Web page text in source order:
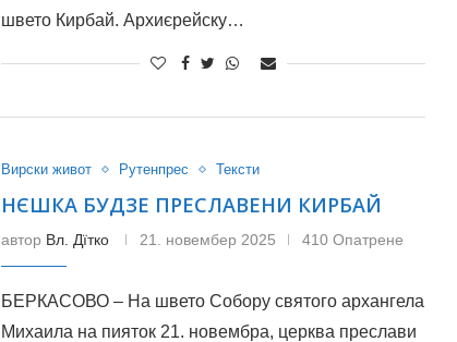
швето Кирбай. Архиєрейску…
Вирски живот Рутенпрес Тексти
НЄШКА БУДЗЕ ПРЕСЛАВЕНИ КИРБАЙ
автор Вл. Дїтко 21. новембер 2025 410 Опатрене
БЕРКАСОВО – На швето Собору святого архангела
Михаила на пияток 21. новембра, церква преслави